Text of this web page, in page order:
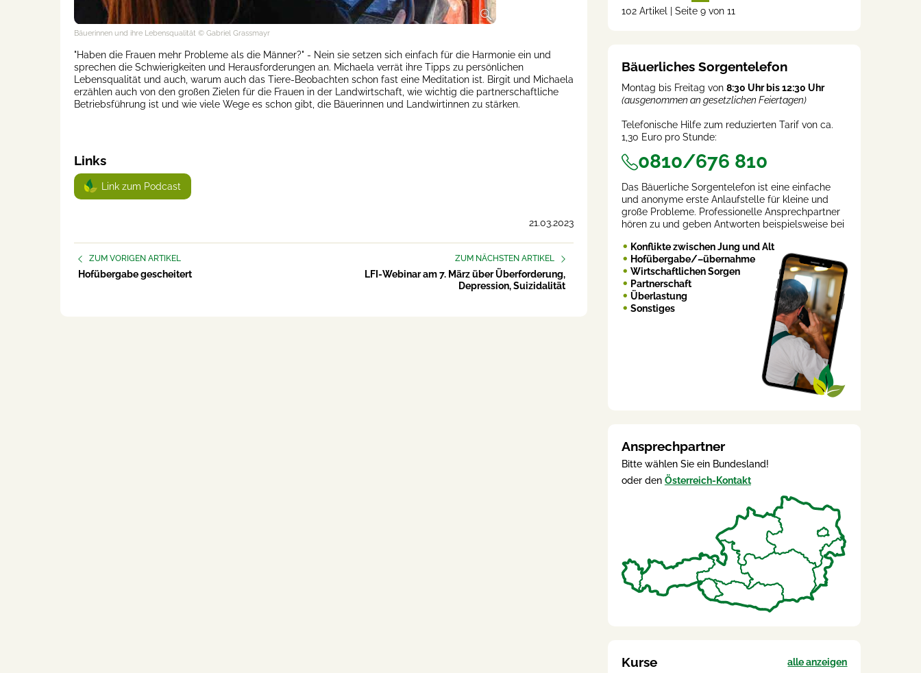
Bäuerinnen und ihre Lebensqualität © Gabriel Grassmayr
"Haben die Frauen mehr Probleme als die Männer?" - Nein sie setzen sich einfach für die Harmonie ein und
sprechen die Schwierigkeiten und Herausforderungen an. Michaela verrät ihre Tipps zu persönlichen
Lebensqualität und auch, warum auch das Tiere-Beobachten schon fast eine Meditation ist. Birgit und Michaela
erzählen auch von den großen Zielen für die Frauen in der Landwirtschaft, wie wichtig die partnerschaftliche
Betriebsführung ist und wie viele Wege es schon gibt, die Bäuerinnen und Landwirtinnen zu stärken.
Links
Link zum Podcast
21.03.2023
ZUM VORIGEN ARTIKEL
Hofübergabe gescheitert
ZUM NÄCHSTEN ARTIKEL
LFI-Webinar am 7. März über Überforderung,
Depression, Suizidalität
(cur
102 Artikel | Seite 9 von 11
Bäuerliches Sorgentelefon
Montag bis Freitag von 8:30 Uhr bis 12:30 Uhr
(ausgenommen an gesetzlichen Feiertagen)
Telefonische Hilfe zum reduzierten Tarif von ca.
1,30 Euro pro Stunde:
0810/676 810
Das Bäuerliche Sorgentelefon ist eine einfache
und anonyme erste Anlaufstelle für kleine und
große Probleme. Professionelle Ansprechpartner
hören zu und geben Antworten beispielsweise bei
Konflikte zwischen Jung und Alt
Hofübergabe/–übernahme
Wirtschaftlichen Sorgen
Partnerschaft
Überlastung
Sonstiges
Ansprechpartner
Bitte wählen Sie ein Bundesland!
oder den Österreich-Kontakt
Kurse alle anzeigen